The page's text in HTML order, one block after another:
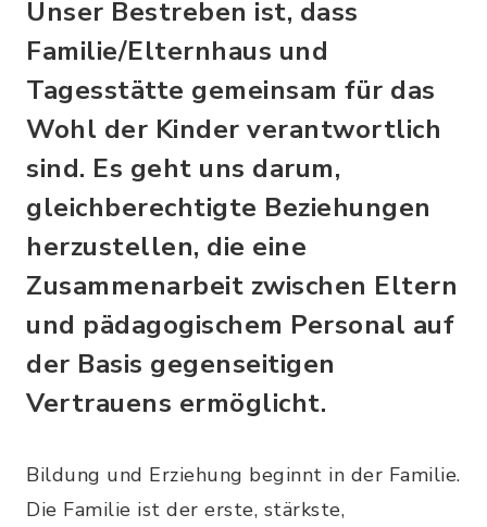
Unser Bestreben ist, dass
Familie/Elternhaus und
Tagesstätte gemeinsam für das
Wohl der Kinder verantwortlich
sind. Es geht uns darum,
gleichberechtigte Beziehungen
herzustellen, die eine
Zusammenarbeit zwischen Eltern
und pädagogischem Personal auf
der Basis gegenseitigen
Vertrauens ermöglicht.
Bildung und Erziehung beginnt in der Familie.
Die Familie ist der erste, stärkste,